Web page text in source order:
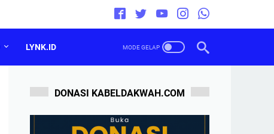
LYNK.ID
DONASI KABELDAKWAH.COM